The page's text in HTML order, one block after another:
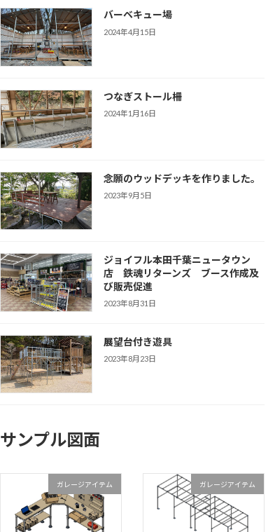
バーベキュー場
2024年4月15日
つなぎストール柵
2024年1月16日
念願のウッドデッキを作りました。
2023年9月5日
ジョイフル本田千葉ニュータウン
店 鉄魂リターンズ ブース作成及
び販売促進
2023年8月31日
展望台付き遊具
2023年8月23日
サンプル図面
ガレージアイテム ガレージアイテム